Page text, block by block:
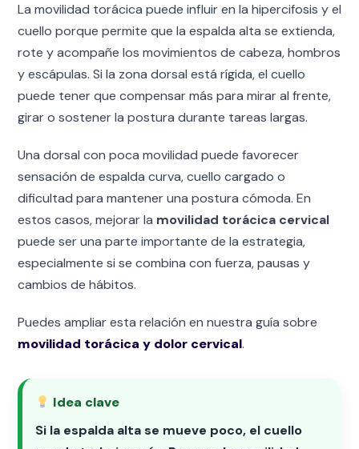
La movilidad torácica puede influir en la hipercifosis y el
cuello porque permite que la espalda alta se extienda,
rote y acompañe los movimientos de cabeza, hombros
y escápulas. Si la zona dorsal está rígida, el cuello
puede tener que compensar más para mirar al frente,
girar o sostener la postura durante tareas largas.
Una dorsal con poca movilidad puede favorecer
sensación de espalda curva, cuello cargado o
dificultad para mantener una postura cómoda. En
estos casos, mejorar la movilidad torácica cervical
puede ser una parte importante de la estrategia,
especialmente si se combina con fuerza, pausas y
cambios de hábitos.
Puedes ampliar esta relación en nuestra guía sobre
movilidad torácica y dolor cervical.
Idea clave
Si la espalda alta se mueve poco, el cuello